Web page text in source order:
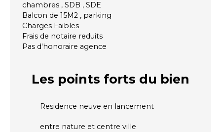
chambres , SDB , SDE
Balcon de 15M2 , parking
Charges Faibles
Frais de notaire reduits
Pas d'honoraire agence
Les points forts du bien
Residence neuve en lancement
entre nature et centre ville